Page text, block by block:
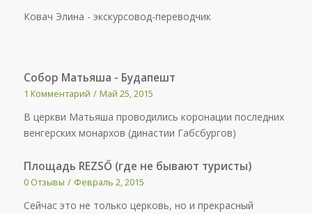
Ковач Элина - экскурсовод-переводчик
Собор Матьяша - Будапешт
1 Комментарий / Май 25, 2015
В церкви Матьяша проводились коронации последних
венгерских монархов (династии Габсбургов)
Площадь REZSŐ (где не бывают туристы)
0 Отзывы / Февраль 2, 2015
Сейчас это не только церковь, но и прекрасный